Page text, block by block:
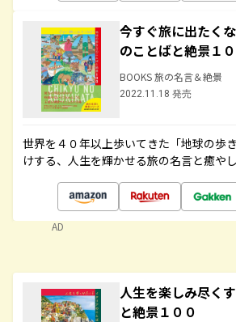
今すぐ旅に出たく
のことばと絶景１
BOOKS 旅の名言＆絶景
2022.11.18 発売
世界を４０年以上歩いてきた「地球の歩
けする、人生を輝かせる旅の名言と癒や
AD
人生を楽しみ尽く
と絶景１００